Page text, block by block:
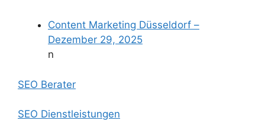
Content Marketing Düsseldorf –
Dezember 29, 2025
n
SEO Berater
SEO Dienstleistungen